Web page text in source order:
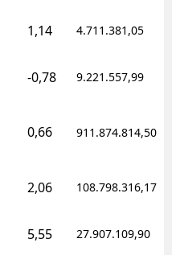
1,14 4.711.381,05
-0,78 9.221.557,99
0,66 911.874.814,50
2,06 108.798.316,17
5,55 27.907.109,90